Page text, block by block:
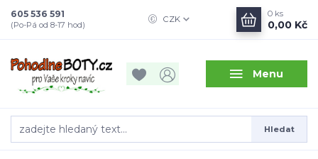
Menu
CZK
Hledat
605 536 591
(Po-Pá od 8-17 hod)
0 ks
0,00 Kč